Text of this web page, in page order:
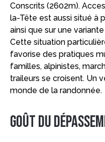
Conscrits (2602m).
la-Tête est aussi situé à
ainsi que sur une
Cette situation
favorise des pratiques
familles, alpinistes,
traileurs se croisent. Un
monde de la randonnée.
Goût du